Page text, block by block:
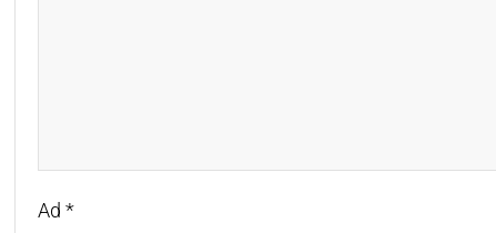
Ad *